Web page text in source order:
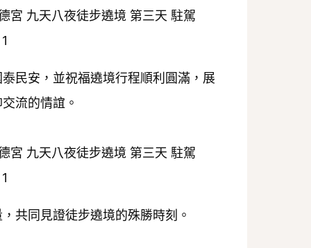
民安，並祝福遶境行程順利圓滿，展
流的情誼。
共同見證徒步遶境的殊勝時刻。